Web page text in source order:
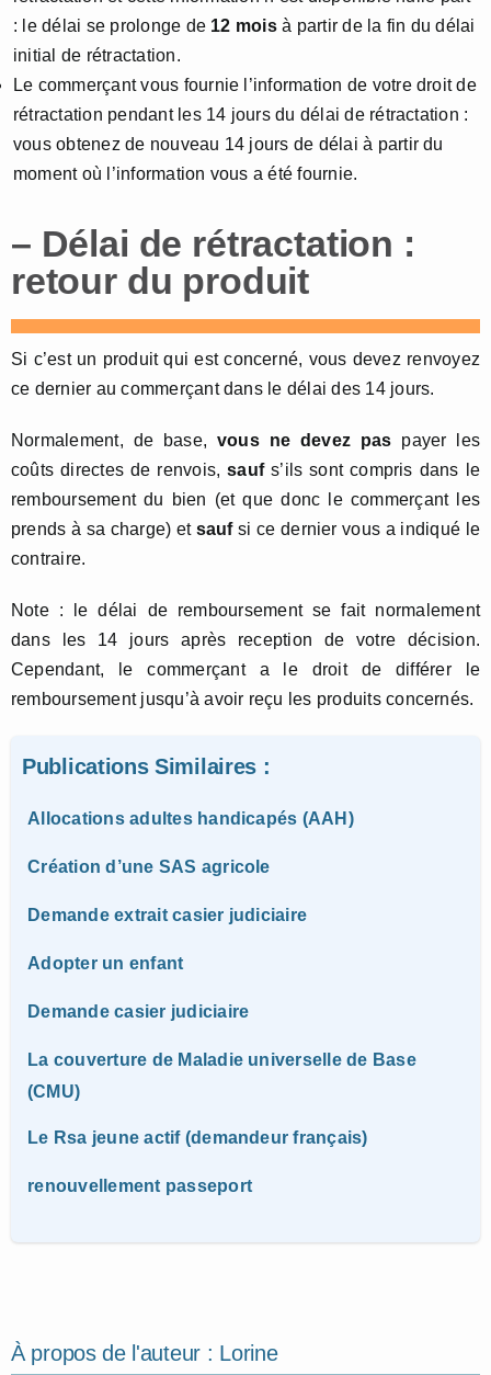
: le délai se prolonge de 12 moisà partir de la fin du délai
initial de rétractation.
Le commerçant vous fournie l’information de votre droit de
rétractation pendant les 14 jours du délai de rétractation :
vous obtenez de nouveau 14 jours de délai à partir du
moment où l’information vous a été fournie.
– Délai de rétractation :
retour du produit
Si c’est un produit qui est concerné, vous devez renvoyez
ce dernier au commerçant dans le délai des 14 jours.
Normalement, de base, vous ne devez pas payer les
coûts directes de renvois,saufs’ils sont compris dans le
remboursement du bien (et que donc le commerçant les
prends à sa charge) et saufsi ce dernier vous a indiqué le
contraire.
Note : le délai de remboursement se fait normalement
dans les 14 jours après reception de votre décision.
Cependant, le commerçant a le droit de différer le
remboursement jusqu’à avoir reçu les produits concernés.
Publications Similaires :
Allocations adultes handicapés (AAH)
Création d’une SAS agricole
Demande extrait casier judiciaire
Adopter un enfant
Demande casier judiciaire
La couverture de Maladie universelle de Base
(CMU)
Le Rsa jeune actif (demandeur français)
renouvellement passeport
À propos de l'auteur : Lorine